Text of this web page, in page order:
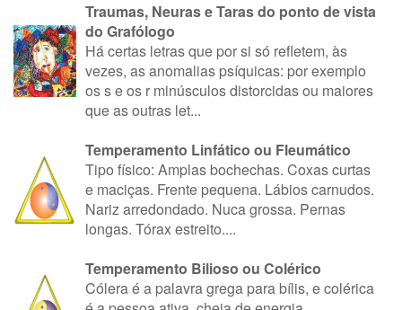
Traumas, Neuras e Taras do ponto de vista
do Grafólogo
Há certas letras que por si só refletem, às
vezes, as anomalias psíquicas: por exemplo
os s e os r minúsculos distorcidas ou maiores
que as outras let...
Temperamento Linfático ou Fleumático
Tipo físico: Amplas bochechas. Coxas curtas
e maciças. Frente pequena. Lábios carnudos.
Nariz arredondado. Nuca grossa. Pernas
longas. Tórax estreito....
Temperamento Bilioso ou Colérico
Cólera é a palavra grega para bílis, e colérica